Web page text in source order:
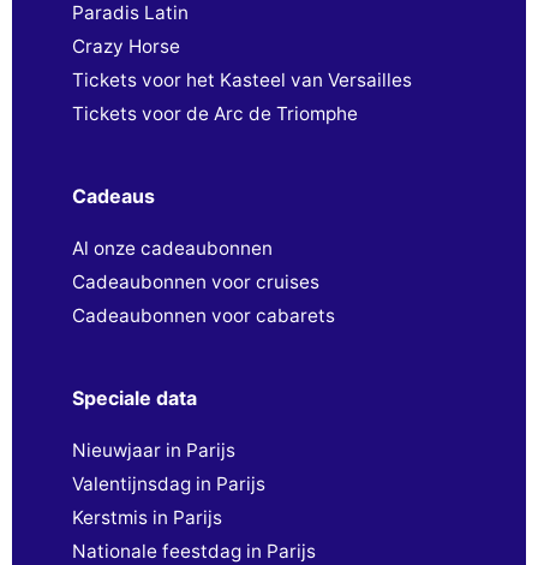
Paradis Latin
Crazy Horse
Tickets voor het Kasteel van Versailles
Tickets voor de Arc de Triomphe
Cadeaus
Al onze cadeaubonnen
Cadeaubonnen voor cruises
Cadeaubonnen voor cabarets
Speciale data
Nieuwjaar in Parijs
Valentijnsdag in Parijs
Kerstmis in Parijs
Nationale feestdag in Parijs